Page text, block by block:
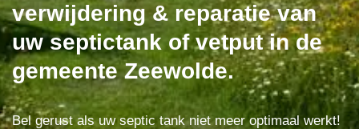
verwijdering & reparatie van
uw septictank of vetput in de
gemeente Zeewolde.
Bel gerust als uw septic tank niet meer optimaal werkt!